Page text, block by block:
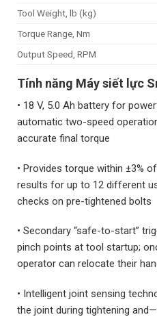
Tool Weight, lb (kg)
Torque Range, Nm
Output Speed, RPM
Tính năng Máy siết lực
• 18 V, 5.0 Ah battery for
automatic two-speed
accurate final torque
• Provides torque within ±3%
results for up to 12 different
checks on pre-tightened bolts
• Secondary “safe-to-start”
pinch points at tool startup;
operator can relocate their
• Intelligent joint sensing
the joint during tightening